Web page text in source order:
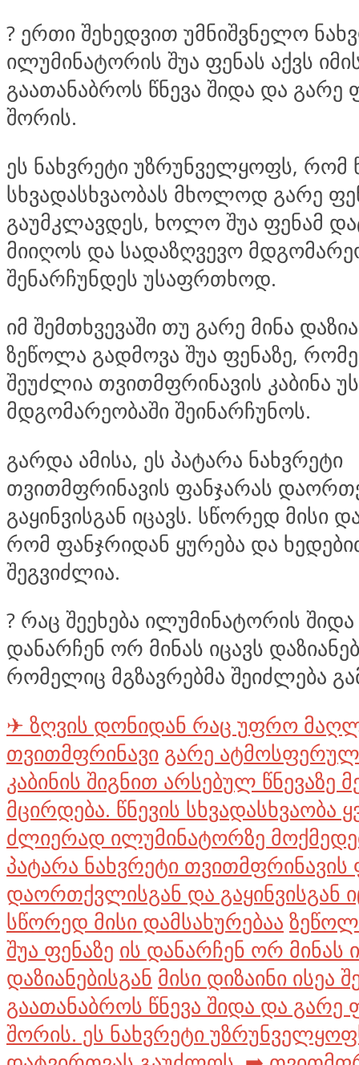
? ერთი შეხედვით უმნიშვნელო
ილუმინატორის შუა ფენას აქვს
გაათანაბროს წნევა შიდა და გარე
შორის.
ეს ნახვრეტი უზრუნველყოფს, რომ
სხვადასხვაობას მხოლოდ გარე
გაუმკლავდეს, ხოლო შუა ფენამ
მიიღოს და სადაზღვევო
შენარჩუნდეს უსაფრთხოდ.
იმ შემთხვევაში თუ გარე მინა
ზეწოლა გადმოვა შუა ფენაზე,
შეუძლია თვითმფრინავის კაბინა
მდგომარეობაში შეინარჩუნოს.
გარდა ამისა, ეს პატარა ნახვრეტი
თვითმფრინავის ფანჯარას
გაყინვისგან იცავს. სწორედ მისი
რომ ფანჯრიდან ყურება და
შეგვიძლია.
? რაც შეეხება ილუმინატორის შიდა
დანარჩენ ორ მინას იცავს
რომელიც მგზავრებმა შეიძლება
✈ ზღვის დონიდან რაც უფრო
თვითმფრინავი გარე
კაბინის შიგნით არსებულ წნევაზე
მცირდება. წნევის სხვადასხვაობა
ძლიერად ილუმინატორზე
პატარა ნახვრეტი თვითმფრინავის
დაორთქვლისგან და გაყინვისგან
სწორედ მისი დამსახურებაა
შუა ფენაზე ის დანარჩენ ორ მინას
დაზიანებისგან მისი დიზაინი ისეა
გაათანაბროს წნევა შიდა და გარე
შორის. ეს ნახვრეტი